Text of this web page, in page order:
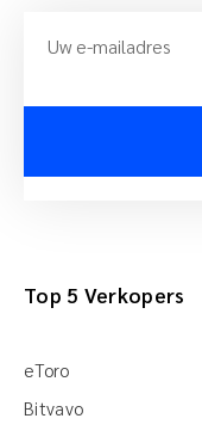
Top 5 Verkopers
eToro
Bitvavo